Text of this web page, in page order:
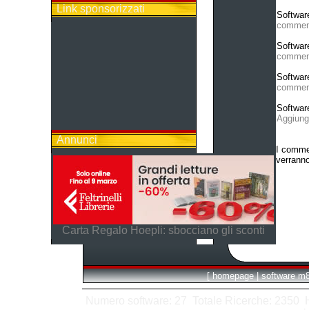
Link sponsorizzati
Annunci
Carta Regalo Hoepli: sbocciano gli sconti
I
[ homepage | software